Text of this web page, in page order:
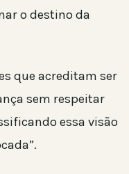
o destino da
que acreditam ser
sem respeitar
essa visão